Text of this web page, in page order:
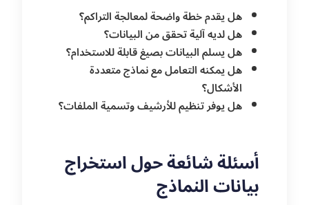
هل يقدم خطة واضحة لمعالجة التراكم؟
هل لديه آلية تحقق من البيانات؟
هل يسلم البيانات بصيغ قابلة للاستخدام؟
هل يمكنه التعامل مع نماذج متعددة
الأشكال؟
هل يوفر تنظيم للأرشيف وتسمية الملفات؟
أسئلة شائعة حول استخراج
بيانات النماذج